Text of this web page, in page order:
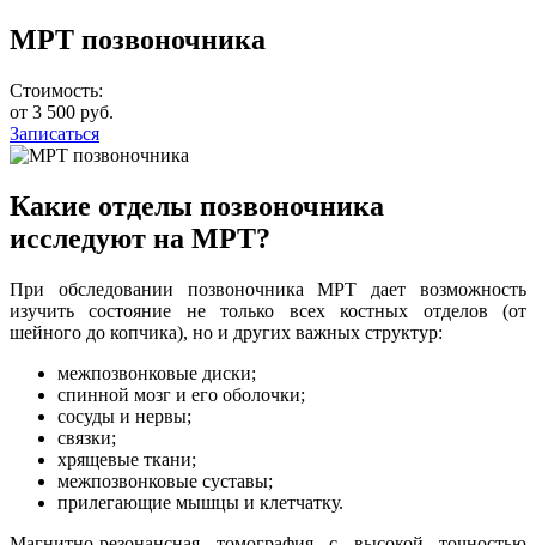
МРТ позвоночника
Стоимость:
от 3 500 руб.
Записаться
Какие отделы позвоночника
исследуют на МРТ?
При обследовании позвоночника МРТ дает возможность
изучить состояние не только всех костных отделов (от
шейного до копчика), но и других важных структур:
межпозвонковые диски;
спинной мозг и его оболочки;
сосуды и нервы;
связки;
хрящевые ткани;
межпозвонковые суставы;
прилегающие мышцы и клетчатку.